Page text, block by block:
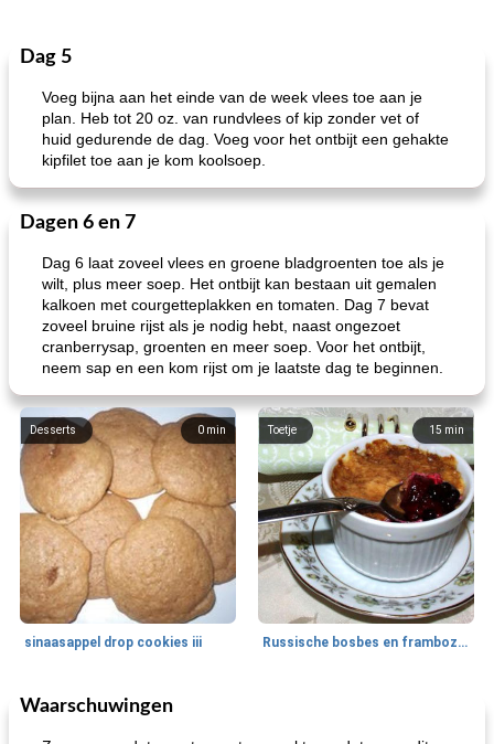
Dag 5
Voeg bijna aan het einde van de week vlees toe aan je
plan. Heb tot 20 oz. van rundvlees of kip zonder vet of
huid gedurende de dag. Voeg voor het ontbijt een gehakte
kipfilet toe aan je kom koolsoep.
Dagen 6 en 7
Dag 6 laat zoveel vlees en groene bladgroenten toe als je
wilt, plus meer soep. Het ontbijt kan bestaan ​​uit gemalen
kalkoen met courgetteplakken en tomaten. Dag 7 bevat
zoveel bruine rijst als je nodig hebt, naast ongezoet
cranberrysap, groenten en meer soep. Voor het ontbijt,
neem sap en een kom rijst om je laatste dag te beginnen.
0 min
Desserts
sinaasappel drop cookies iii
15 min
Toetje
Russische bosbes en frambozenpudding
Ontbijt
Waarschuwingen